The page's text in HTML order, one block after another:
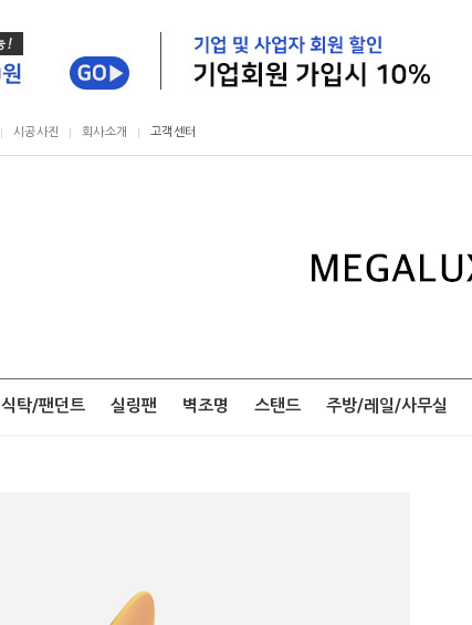
시공사진 회사소개 고객센터
식탁/팬던트 실링팬 벽조명 스탠드 주방/레일/사무실